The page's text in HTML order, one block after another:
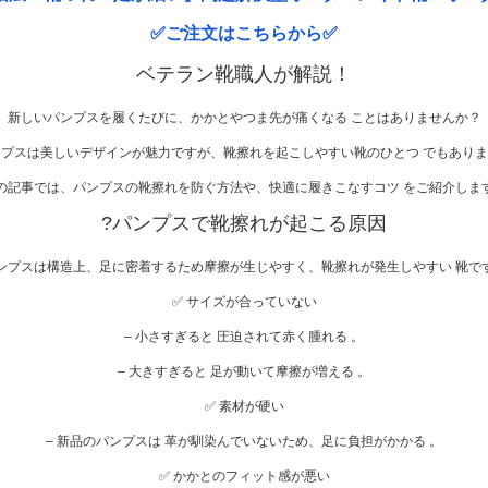
✅ご注文はこちらから✅
ベテラン靴職人が解説！
新しいパンプスを履くたびに、かかとやつま先が痛くなる ことはありませんか？
スは美しいデザインが魅力ですが、靴擦れを起こしやすい靴のひとつ でもありま
記事では、パンプスの靴擦れを防ぐ方法や、快適に履きこなすコツ をご紹介しま
?パンプスで靴擦れが起こる原因
プスは構造上、足に密着するため摩擦が生じやすく、靴擦れが発生しやすい 靴で
✅ サイズが合っていない
– 小さすぎると 圧迫されて赤く腫れる 。
– 大きすぎると 足が動いて摩擦が増える 。
✅ 素材が硬い
– 新品のパンプスは 革が馴染んでいないため、足に負担がかかる 。
✅ かかとのフィット感が悪い